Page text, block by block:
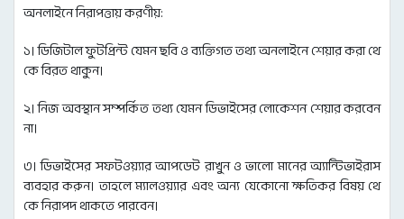
অনলাইনে নিরাপত্তায় করণীয়:
১। ডিজিটাল ফুটপ্রিন্ট যেমন ছবি ও ব্যক্তিগত তথ্য অনলাইনে শেয়ার করা থে
কে বিরত থাকুন।
২। নিজ অবস্থান সম্পর্কিত তথ্য যেমন ডিভাইসের লোকেশন শেয়ার করবেন
না।
৩। ডিভাইসের সফটওয়্যার আপডেট রাখুন ও ভালো মানের অ্যান্টিভাইরাস
ব্যবহার করুন। তাহলে ম্যালওয়্যার এবং অন্য যেকোনো ক্ষতিকর বিষয় থে
কে নিরাপদ থাকতে পারবেন।